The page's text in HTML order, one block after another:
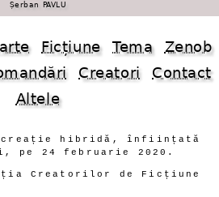
Șerban PAVLU
Ficțiune Tema
Zenob
Creatori
Contact
Altele
creație hibridă, înființată
pe 24 februarie 2020.
Creatorilor de Ficțiune